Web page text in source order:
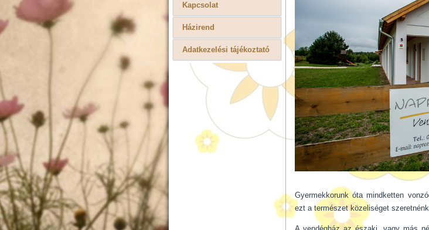
Kapcsolat
Házirend
Adatkezelési tájékoztató
Gyermekkorunk óta mindketten
ezt a természet közeliséget